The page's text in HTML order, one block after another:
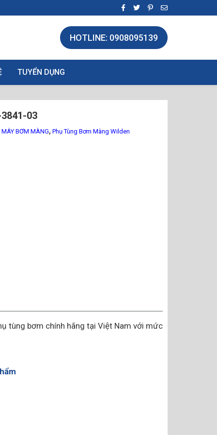
HOTLINE: 0908095139
TUYỂN DỤNG
03
MÁY BƠM MÀNG, Phụ Tùng Bơm Màng Wilden
tùng bơm chính hãng tại Việt Nam với mức